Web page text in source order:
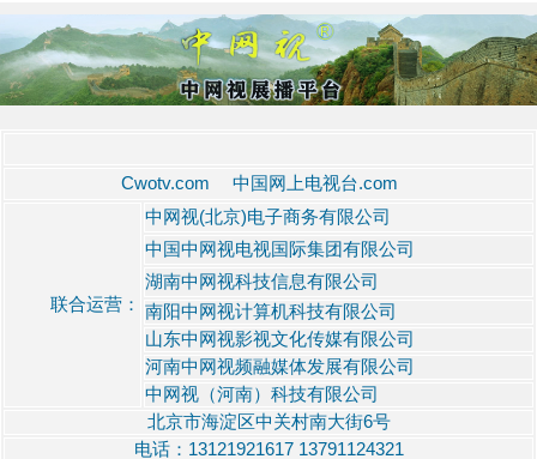
Cwotv.com 中国网上电视台.com
联合运营：
中网视(北京)电子商务有限公司
中国中网视电视国际集团有限公司
湖南中网视科技信息有限公司
南阳中网视计算机科技有限公司
山东中网视影视文化传媒有限公司
河南中网视频融媒体发展有限公司
中网视（河南）科技有限公司
北京市海淀区中关村南大街6号
电话：13121921617 13791124321